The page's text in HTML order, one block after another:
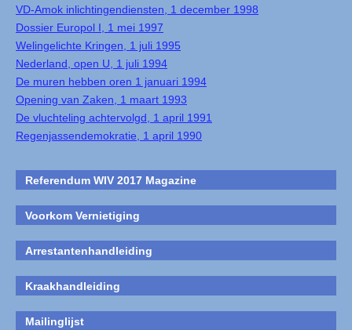
VD-Amok inlichtingendiensten, 1 december 1998
Dossier Europol I, 1 mei 1997
Welingelichte Kringen, 1 juli 1995
Nederland, open U, 1 juli 1994
De muren hebben oren 1 januari 1994
Opening van Zaken, 1 maart 1993
De vluchteling achtervolgd, 1 april 1991
Regenjassendemokratie, 1 april 1990
Referendum WIV 2017 Magazine
Voorkom Vernietiging
Arrestantenhandleiding
Kraakhandleiding
Mailinglijst